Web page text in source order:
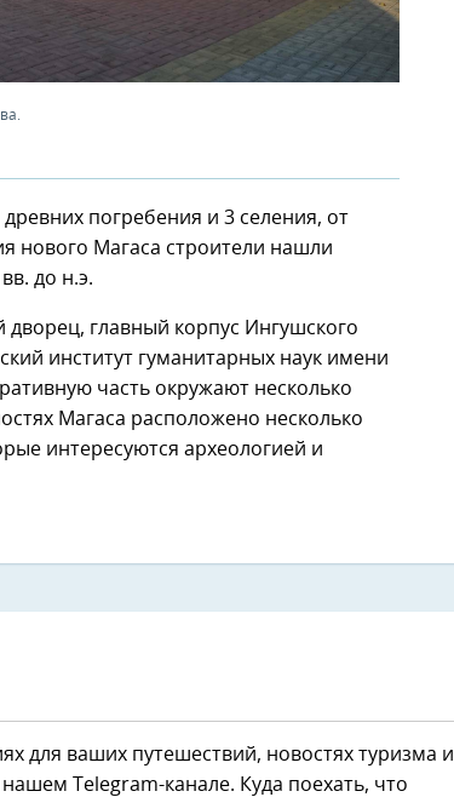
погребения и 3 селения, от
нового Магаса строители нашли
до н.э.
дворец, главный корпус Ингушского
институт гуманитарных наук имени
часть окружают несколько
Магаса расположено несколько
интересуются археологией и
для ваших путешествий, новостях туризма и
Telegram-канале. Куда поехать, что